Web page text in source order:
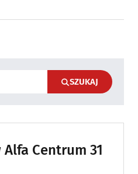
SZUKAJ
Alfa Centrum 31